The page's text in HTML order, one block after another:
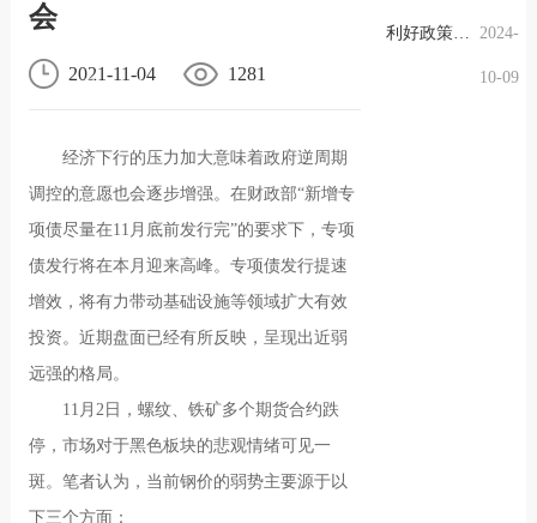
况 化
会
2021-11-04 1281
经济下行的压力加大意味着政府逆周期
调控的意愿也会逐步增强。在财政部“新增专
项债尽量在11月底前发行完”的要求下，专项
债发行将在本月迎来高峰。专项债发行提速
增效，将有力带动基础设施等领域扩大有效
投资。近期盘面已经有所反映，呈现出近弱
远强的格局。
11月2日，螺纹、铁矿多个期货合约跌
停，市场对于黑色板块的悲观情绪可见一
斑。笔者认为，当前钢价的弱势主要源于以
下三个方面：
利好政策提振钢市信心，四季度行业需求或小幅上升 2024-
10-09